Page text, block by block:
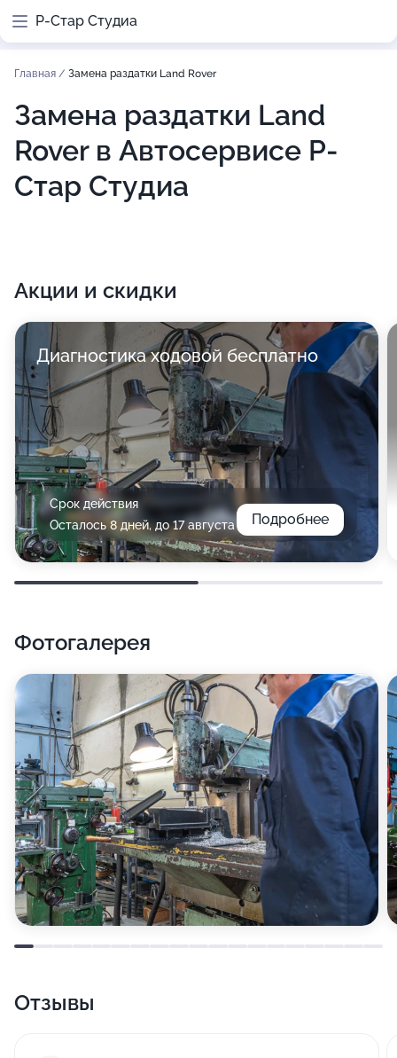
Р-Стар Студиа
Главная / Замена раздатки Land Rover
Замена раздатки Land
Rover в Автосервисе Р-
Стар Студиа
Акции и скидки
Диагностика ходовой бесплатно
Срок действия
Осталось 8 дней, до 17 августа
Подробнее
Фотогалерея
Отзывы